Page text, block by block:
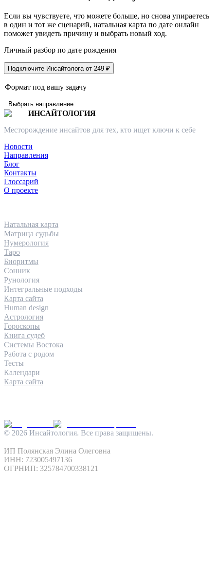
Если вы чувствуете, что можете больше, но снова упираетесь
в один и тот же сценарий, натальная карта по дате онлайн
поможет увидеть причину и выбрать новый ход.
Личный разбор по дате рождения
Подключите Инсайтолога от 249 ₽
Формат под вашу задачу
Выбрать направление
ИНСАЙТОЛОГИЯ
Месторождение инсайтов для тех, кто ищет ключи к себе
Новости
Направления
Блог
Контакты
Глоссарий
О проекте
Натальная карта
Матрица судьбы
Нумерология
Таро
Биоритмы
Сонник
Рунология
Интегральные подходы
Карта сайта
Human design
Астрология
Гороскопы
Книга судеб
Системы Востока
Работа с родом
Тесты
Календари
Карта сайта
© 2026 Инсайтология. Все права защищены.
ИП Полянская Элина Олеговна
ИНН: 723005497136
ОГРНИП: 325784700338121